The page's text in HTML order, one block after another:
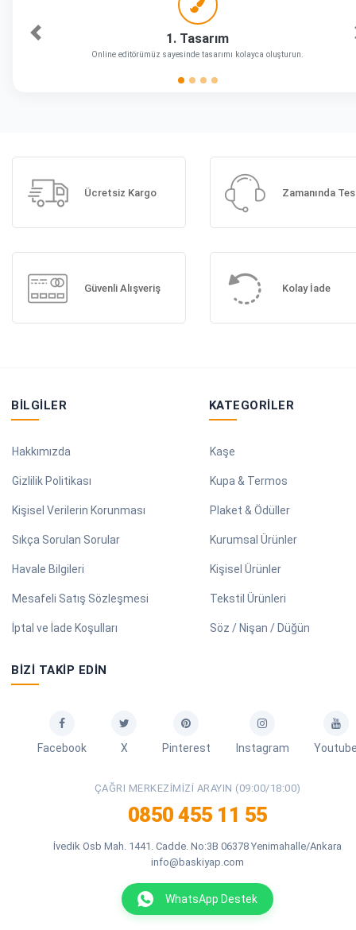
1. Tasarım
Online editörümüz sayesinde tasarımı kolayca oluşturun.
Önceki
Ücretsiz Kargo Zamanında
Güvenli Alışveriş Kolay İade
BILGILER
Hakkımızda
Gizlilik Politikası
Kişisel Verilerin Korunması
Sıkça Sorulan Sorular
Havale Bilgileri
Mesafeli Satış Sözleşmesi
İptal ve İade Koşulları
KATEGORILER
Kaşe
Kupa & Termos
Plaket & Ödüller
Kurumsal Ürünler
Kişisel Ürünler
Tekstil Ürünleri
Söz / Nişan / Düğün
BIZI TAKIP EDIN
Facebook X Pinterest Instagram
ÇAĞRI MERKEZIMIZI ARAYIN (09:00/18:00)
0850 455 11 55
İvedik Osb Mah. 1441. Cadde. No:3B 06378 Yenimahalle/Ankara
info@baskiyap.com
WhatsApp Destek